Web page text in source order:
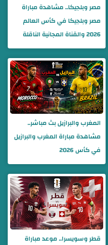
مصر وبلجيكا.. مشاهدة مباراة
مصر وبلجيكا في كأس العالم
2026 والقناة المجانية الناقلة
المغرب والبرازيل بث مباشر..
مشاهدة مباراة المغرب والبرازيل
في كأس 2026
قطر وسويسرا.. موعد مباراة